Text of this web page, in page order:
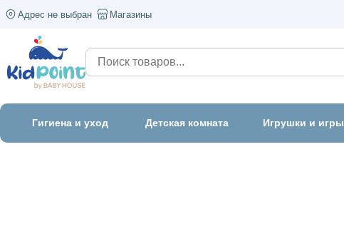
Адрес не выбран Магазины
Гигиена и уход Детская комната Игрушки и игры